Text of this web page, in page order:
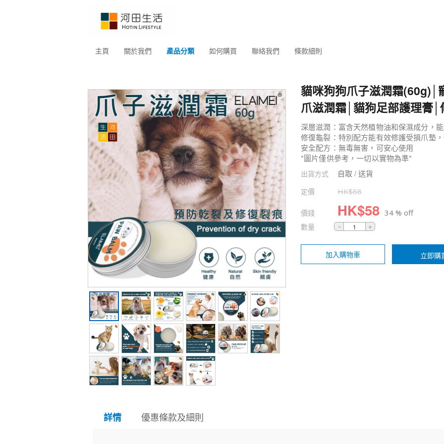
主頁 關於我們 產品分類 如何購買 聯絡我們 條款細則
貓咪狗狗爪子滋潤霜(60g)│
爪滋潤霜│貓狗足部護理膏│
深層滋潤：富含天然植物油和保濕成分，
修復龜裂：特別配方能有效修護受損爪墊
安全配方：無毒無害，可安心使用
*圖片僅供參考，一切以實物為準*
出貨方式 自取 / 送貨
定價 HK$88
價錢 HK$58 34 % off
數量
加入購物車 立即購
詳情 優惠條款及細則